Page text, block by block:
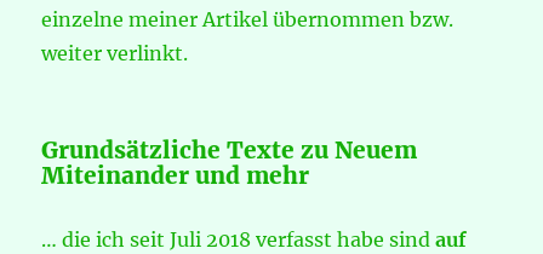
einzelne meiner Artikel übernommen bzw.
weiter verlinkt.
Grundsätzliche Texte zu Neuem
Miteinander und mehr
… die ich seit Juli 2018 verfasst habe sindauf